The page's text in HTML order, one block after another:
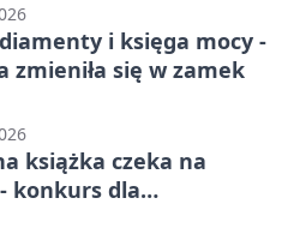
i księga mocy -
zmieniła się w zamek
książka czeka na
konkurs dla